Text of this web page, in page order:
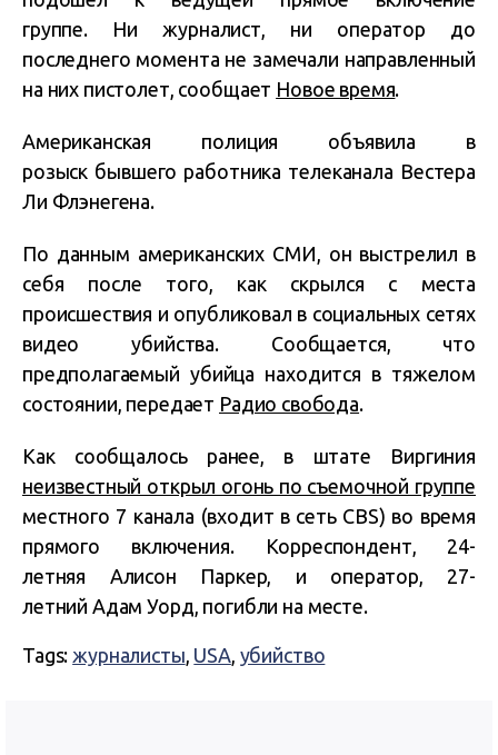
группе. Ни журналист, ни оператор до
последнего момента не замечали направленный
на них пистолет, сообщает Новое время.
Американская полиция объявила в
розыск бывшего работника телеканала Вестера
Ли Флэнегена.
По данным американских СМИ, он выстрелил в
себя после того, как скрылся с места
происшествия и опубликовал в социальных сетях
видео убийства. Сообщается, что
предполагаемый убийца находится в тяжелом
состоянии, передает Радио свобода.
Как сообщалось ранее, в
штате Виргиния
неизвестный открыл огонь по съемочной группе
местного 7 канала (входит в сеть CBS) во время
прямого включения. Корреспондент, 24-
летняя Алисон Паркер, и оператор, 27-
летний Адам Уорд, погибли на месте.
Tags: журналисты, USA, убийство